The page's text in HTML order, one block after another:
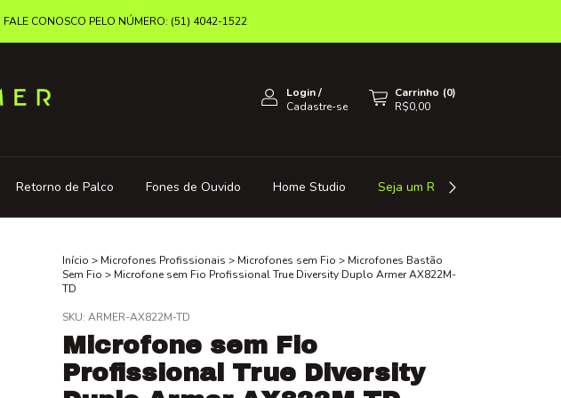
CONOSCO PELO NÚMERO: (51) 4042-1522
Login/
Cadastre-se
Carrinho (0)
R$0,00
Retorno de Palco Fones de Ouvido Home Studio Seja um Revendedor
Início > Microfones Profissionais > Microfones sem Fio > Microfones Bastão
Sem Fio > Microfone sem Fio Profissional True Diversity Duplo Armer AX822M-
TD
SKU: ARMER-AX822M-TD
Microfone sem Fio
Profissional True Diversity